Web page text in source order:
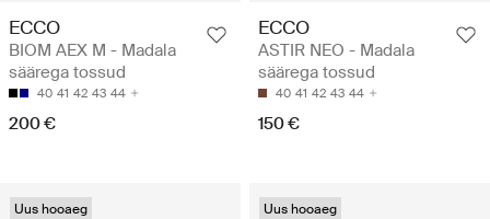
ECCO
BIOM AEX M - Madala
säärega tossud
40 41 42 43 44
200 €
ECCO
ASTIR NEO - Madala
säärega tossud
40 41 42 43 44
150 €
Uus hooaeg Uus hooaeg